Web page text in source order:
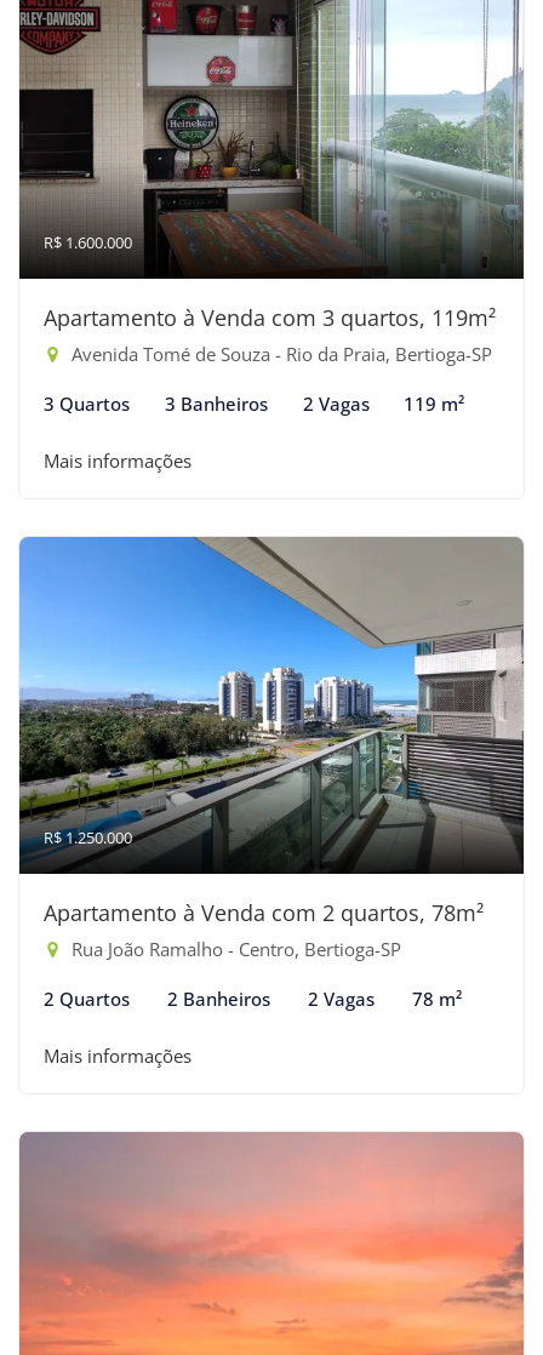
R$ 1.600.000
Apartamento à Venda com 3 quartos, 119m²
Avenida Tomé de Souza - Rio da Praia, Bertioga-SP
3 Quartos 3 Banheiros 2 Vagas 119 m²
Mais informações
R$ 1.250.000
Apartamento à Venda com 2 quartos, 78m²
Rua João Ramalho - Centro, Bertioga-SP
2 Quartos 2 Banheiros 2 Vagas 78 m²
Mais informações